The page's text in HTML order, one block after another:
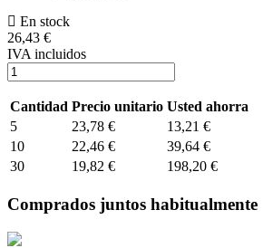
En stock
26,43 €
IVA incluidos
Cantidad Precio unitario Usted ahorra
5
23,78 €
13,21 €
10
22,46 €
39,64 €
30
19,82 € 198,20 €
Comprados juntos habitualmente